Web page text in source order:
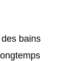
bains